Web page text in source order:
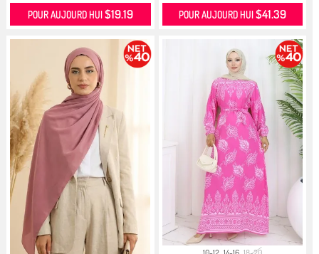
POUR AUJOURD HUI $19.19 POUR AUJOURD HUI $41.39